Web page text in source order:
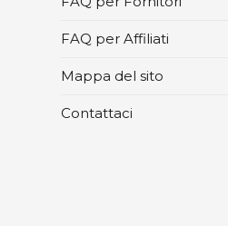
FAQ per Affiliati
Mappa del sito
Contattaci